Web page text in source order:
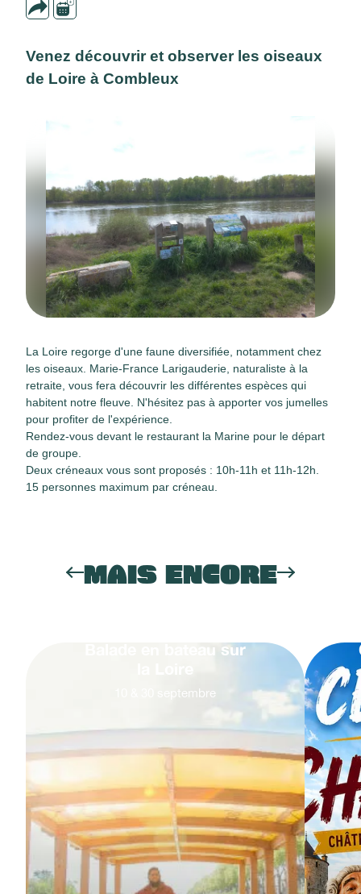
Venez découvrir et observer les oiseaux
de Loire à Combleux
La Loire regorge d'une faune diversifiée, notamment chez
les oiseaux. Marie-France Larigauderie, naturaliste à la
retraite, vous fera découvrir les différentes espèces qui
habitent notre fleuve. N'hésitez pas à apporter vos jumelles
pour profiter de l'expérience.
Rendez-vous devant le restaurant la Marine pour le départ
de groupe.
Deux créneaux vous sont proposés : 10h-11h et 11h-12h.
15 personnes maximum par créneau.
MAIS ENCORE
Balade en bateau sur
septembre